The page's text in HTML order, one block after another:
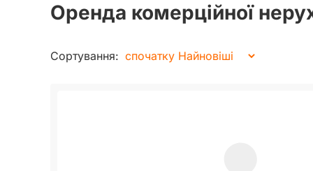
Оренда комерційної
Сортування: